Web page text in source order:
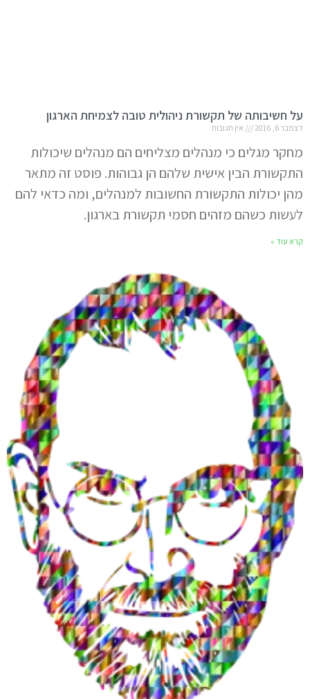
על חשיבותה של תקשורת ניהולית טובה לצמיחת הארגון
דצמבר 6, 2016 אין תגובות
מחקר מגלים כי מנהלים מצליחים הם מנהלים שיכולות
התקשורת הבין אישית שלהם הן גבוהות. פוסט זה מתאר
מהן יכולות התקשורת החשובות למנהלים, ומה כדאי להם
לעשות כשהם מזהים חסמי תקשורת בארגון.
קרא עוד »